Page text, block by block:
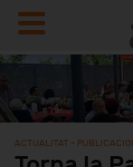
ACTUALITAT -